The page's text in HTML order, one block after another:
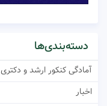
دسته‌بندی‌ها
آمادگی کنکور ارشد و دکتری
اخبار